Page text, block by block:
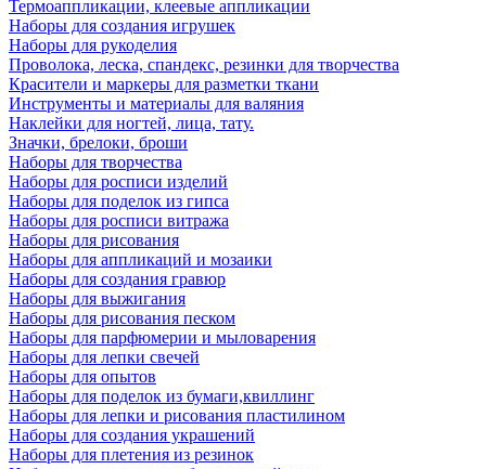
Термоаппликации, клеевые аппликации
Наборы для создания игрушек
Наборы для рукоделия
Проволока, леска, спандекс, резинки для творчества
Красители и маркеры для разметки ткани
Инструменты и материалы для валяния
Наклейки для ногтей, лица, тату.
Значки, брелоки, броши
Наборы для творчества
Наборы для росписи изделий
Наборы для поделок из гипса
Наборы для росписи витража
Наборы для рисования
Наборы для аппликаций и мозаики
Наборы для создания гравюр
Наборы для выжигания
Наборы для рисования песком
Наборы для парфюмерии и мыловарения
Наборы для лепки свечей
Наборы для опытов
Наборы для поделок из бумаги,квиллинг
Наборы для лепки и рисования пластилином
Наборы для создания украшений
Наборы для плетения из резинок